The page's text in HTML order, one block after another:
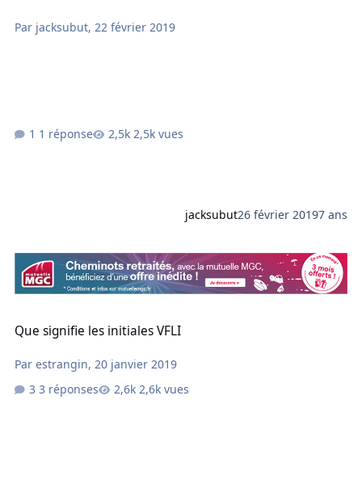
Par jacksubut,22 février 2019
1 réponse 2,5k vues
jacksubut26 février 20197 ans
Que signifie les initiales VFLI
Parestrangin,20 janvier 2019
3 réponses
2,6k vues